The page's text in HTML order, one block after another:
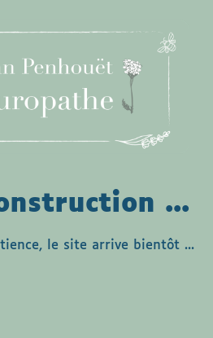
...
le site arrive bientôt ...